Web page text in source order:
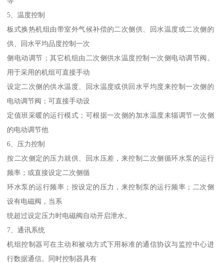
5、温度控制
板式换热机组由带室外气候补偿的二次侧供、回水温度或二次侧的
供、回水平均品度控制一次
侧电动调节；其它机组由二次侧供水温度控制一次侧电动调节阀。
用于采用的机组可直接手动
设定二次侧的供水温度、回水温度或供回水平均度来控制一次侧的
电动调节阀；可直接手动设
定值班采暖的运行模式；可根据一次侧的加水温度未辎调节一次侧
的电动调节他
6、压力控制
按二次侧定的压力就供、回水压差，来控制二次侧循环水泵的运行
频率；或直接设定二次侧循
环水泵的运行频率；按设定的压力，来控制泵的运行频率；二次侧
设有电磁阀，当系
统超过设定压力时电磁阀自动开启泄水。
7、通讯系统
机组控制器可在主动和被动方式下用标准的通信协议与监控中心进
行数据通信。同时控制器具有